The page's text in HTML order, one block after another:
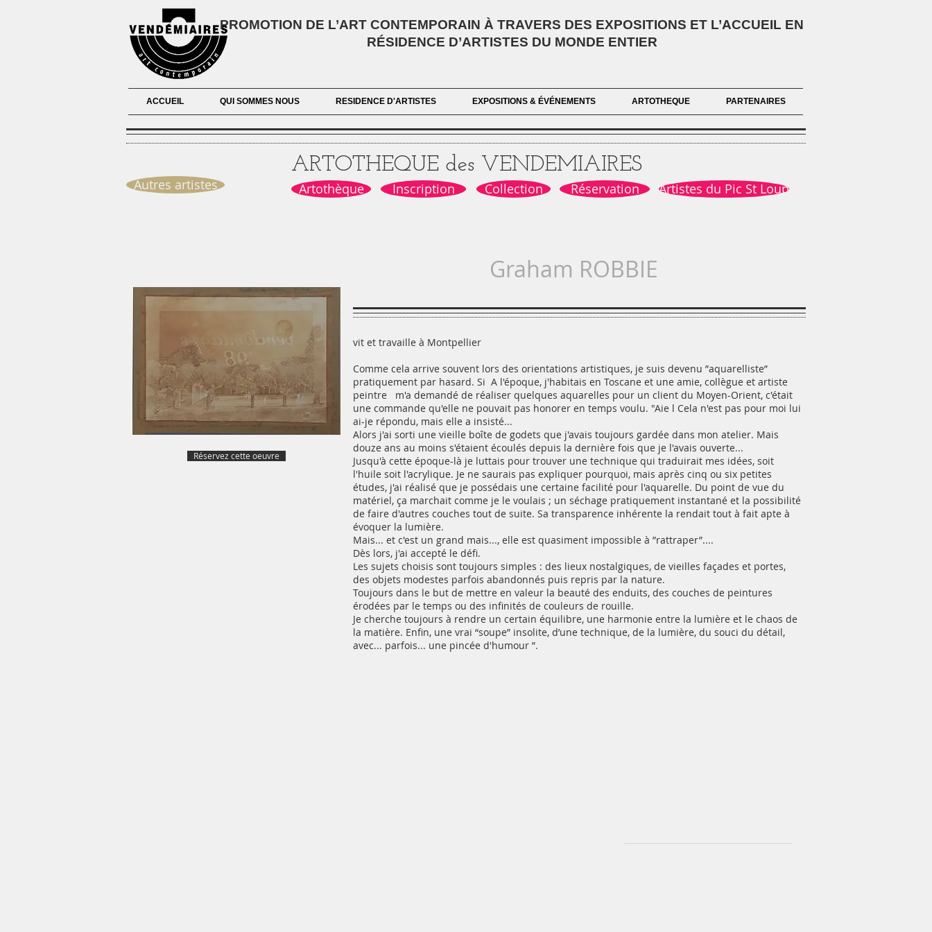
PROMOTION DE L’ART CONTEMPORAIN À TRAVERS DES EXPOSITIONS ET L’ACCUEIL EN
RÉSIDENCE D’ARTISTES DU MONDE ENTIER
ACCUEIL QUI SOMMES NOUS RESIDENCE D'ARTISTES EXPOSITIONS & ÉVÉNEMENTS ARTOTHEQUE PARTENAIRES
ARTOTHEQUE des VENDEMIAIRES
Autres artistes Artothèque Inscription Collection Réservation Artistes du Pic St Loup
Réservez cette oeuvre
Graham ROBBIE
vit et travaille à Montpellier
Comme cela arrive souvent lors des orientations artistiques, je suis devenu ”aquarelliste”
pratiquement par hasard. Si A l'époque, j'habitais en Toscane et une amie, collègue et artiste
peintre m'a demandé de réaliser quelques aquarelles pour un client du Moyen-Orient, c'était
une commande qu'elle ne pouvait pas honorer en temps voulu. "Aie l Cela n'est pas pour moi lui
ai-je répondu, mais elle a insisté...
Alors j'ai sorti une vieille boîte de godets que j'avais toujours gardée dans mon atelier. Mais
douze ans au moins s'étaient écoulés depuis la dernière fois que je l'avais ouverte...
Jusqu'à cette époque-là je luttais pour trouver une technique qui traduirait mes idées, soit
l'huile soit l'acrylique. Je ne saurais pas expliquer pourquoi, mais après cinq ou six petites
études, j'ai réalisé que je possédais une certaine facilité pour l'aquarelle. Du point de vue du
matériel, ça marchait comme je le voulais ; un séchage pratiquement instantané et la possibilité
de faire d'autres couches tout de suite. Sa transparence inhérente la rendait tout à fait apte à
évoquer la lumière.
Mais... et c'est un grand mais..., elle est quasiment impossible à ”rattraper”....
Dès lors, j'ai accepté le défi.
Les sujets choisis sont toujours simples : des lieux nostalgiques, de vieilles façades et portes,
des objets modestes parfois abandonnés puis repris par la nature.
Toujours dans le but de mettre en valeur la beauté des enduits, des couches de peintures
érodées par le temps ou des infinités de couleurs de rouille.
Je cherche toujours à rendre un certain équilibre, une harmonie entre la lumière et le chaos de
la matière. Enfin, une vrai “soupe” insolite, d’une technique, de la lumière, du souci du détail,
avec... parfois... une pincée d'humour ”.